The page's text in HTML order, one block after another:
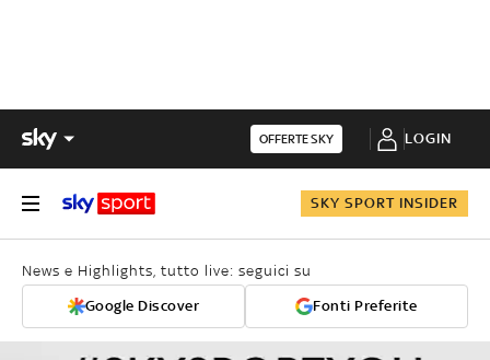
OFFERTE SKY LOGIN
SKY SPORT INSIDER
News e Highlights, tutto live: seguici su
Google Discover Fonti Preferite